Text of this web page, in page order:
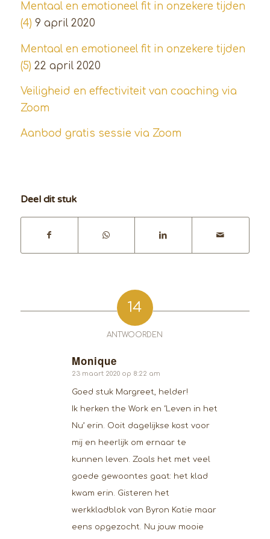
Mentaal en emotioneel fit in onzekere tijden
(4) 9 april 2020
Mentaal en emotioneel fit in onzekere tijden
(5) 22 april 2020
Veiligheid en effectiviteit van coaching via
Zoom
Aanbod gratis sessie via Zoom
Deel dit stuk
14
ANTWOORDEN
Monique
zegt:
23 maart 2020 op 8:22 am
Goed stuk Margreet, helder!
Ik herken the Work en ‘Leven in het
Nu’ erin. Ooit dagelijkse kost voor
mij en heerlijk om ernaar te
kunnen leven. Zoals het met veel
goede gewoontes gaat: het klad
kwam erin. Gisteren het
werkkladblok van Byron Katie maar
eens opgezocht. Nu jouw mooie